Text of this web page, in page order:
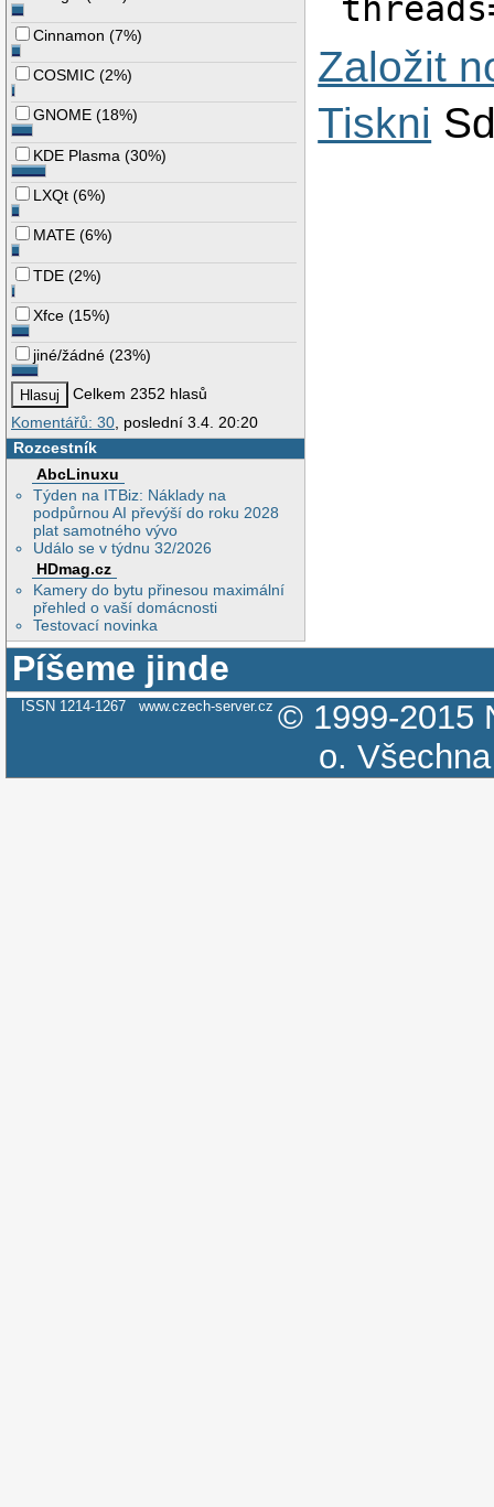
Cinnamon (7%)
COSMIC (2%)
GNOME (18%)
KDE Plasma (30%)
LXQt (6%)
MATE (6%)
TDE (2%)
Xfce (15%)
jiné/žádné (23%)
Celkem 2352 hlasů
Komentářů: 30 , poslední 3.4. 20:20
Rozcestník
AbcLinuxu
Týden na ITBiz: Náklady na
podpůrnou AI převýší do roku 2028
plat samotného vývo
Událo se v týdnu 32/2026
HDmag.cz
Kamery do bytu přinesou maximální
přehled o vaší domácnosti
Testovací novinka
Založit
Tiskni
Píšeme jinde
ISSN 1214-1267 www.czech-server.cz © 1999-2015
o.